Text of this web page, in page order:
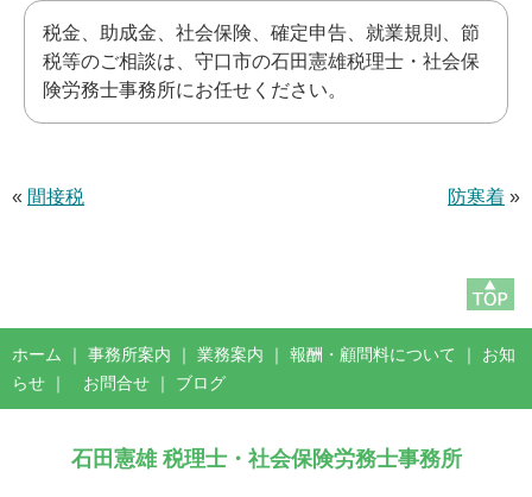
税金、助成金、社会保険、確定申告、就業規則、節
税等のご相談は、守口市の石田憲雄税理士・社会保
険労務士事務所にお任せください。
防寒着 »
« 間接税
ホーム ｜ 事務所案内 ｜ 業務案内 ｜ 報酬・顧問料について ｜ お知
らせ ｜ お問合せ ｜ ブログ
石田憲雄 税理士・社会保険労務士事務所